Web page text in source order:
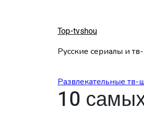
Top-tvshou
Русские сериалы и
Развлекательные тв-
10